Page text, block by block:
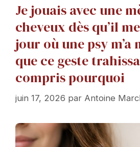
Je jouais avec une
cheveux dès qu’il
jour où une psy m’a
que ce geste
compris pourquoi
juin 17, 2026 par Antoine